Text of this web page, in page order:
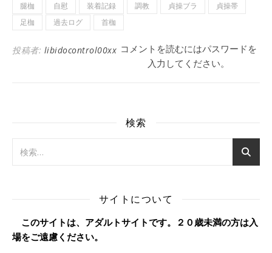
腿枷
自慰 装着記録 調教 貞操ブラ
貞操帯
足枷
過去ログ 首枷
投稿者: libidocontrol00xx コメントを読むにはパスワードを
入力してください。
検索
サイトについて
このサイトは、アダルトサイトです。２０歳未満の方は入
場をご遠慮ください。